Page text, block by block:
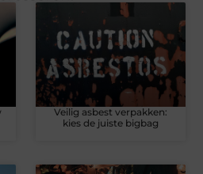
Veilig asbest verpakken:
kies de juiste bigbag